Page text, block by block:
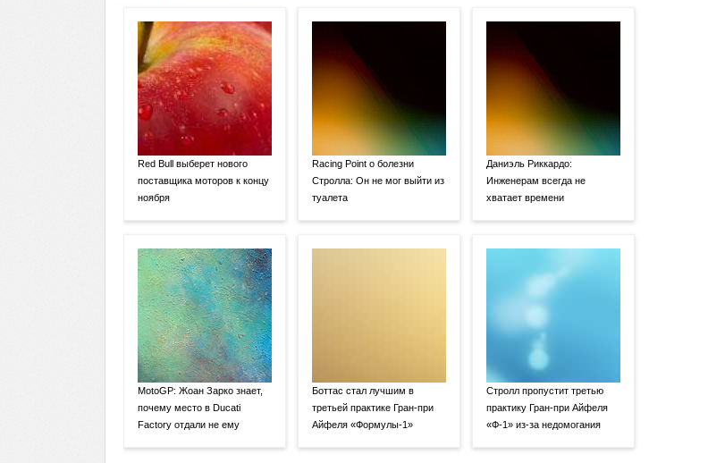
Red Bull выберет нового
поставщика моторов к концу
ноября
MotoGP: Жоан Зарко знает,
почему место в Ducati
Factory отдали не ему
Racing Point о болезни
Стролла: Он не мог выйти из
туалета
Боттас стал лучшим в
третьей практике Гран-при
Айфеля «Формулы-1»
Даниэль Риккардо:
Инженерам всегда не
хватает времени
Стролл пропустит третью
практику Гран-при Айфеля
«Ф-1» из-за недомогания